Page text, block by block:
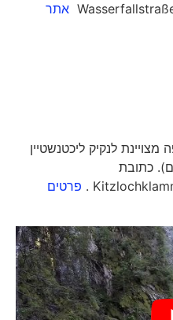
אתר
לנקיק ליכטנשטיין
כתובת
פרטים